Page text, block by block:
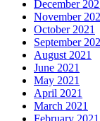
December
November
October 2021
September
August 2021
June 2021
May 2021
April 2021
March 2021
February 2021